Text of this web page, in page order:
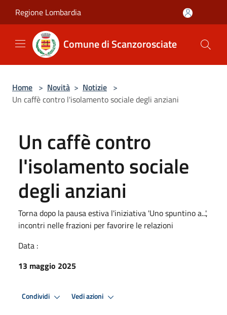
Regione Lombardia
Comune di Scanzorosciate
Home > Novità > Notizie >
Un caffè contro l'isolamento sociale degli anziani
Un caffè contro
l'isolamento sociale
degli anziani
Torna dopo la pausa estiva l'iniziativa 'Uno spuntino a...',
incontri nelle frazioni per favorire le relazioni
Data :
13 maggio 2025
Condividi Vedi azioni